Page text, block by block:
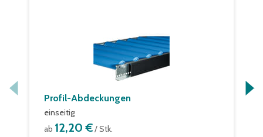
Profil-Abdeckungen
einseitig
ab 12,20 €/ Stk.